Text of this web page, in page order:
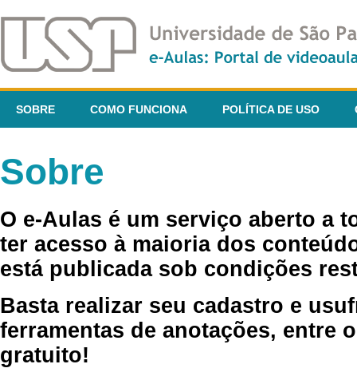
SOBRE COMO FUNCIONA POLÍTICA DE USO
Sobre
O e-Aulas é um serviço aberto a
ter acesso à maioria dos
está publicada sob condições
Basta realizar seu cadastro e
ferramentas de anotações, entre
gratuito!